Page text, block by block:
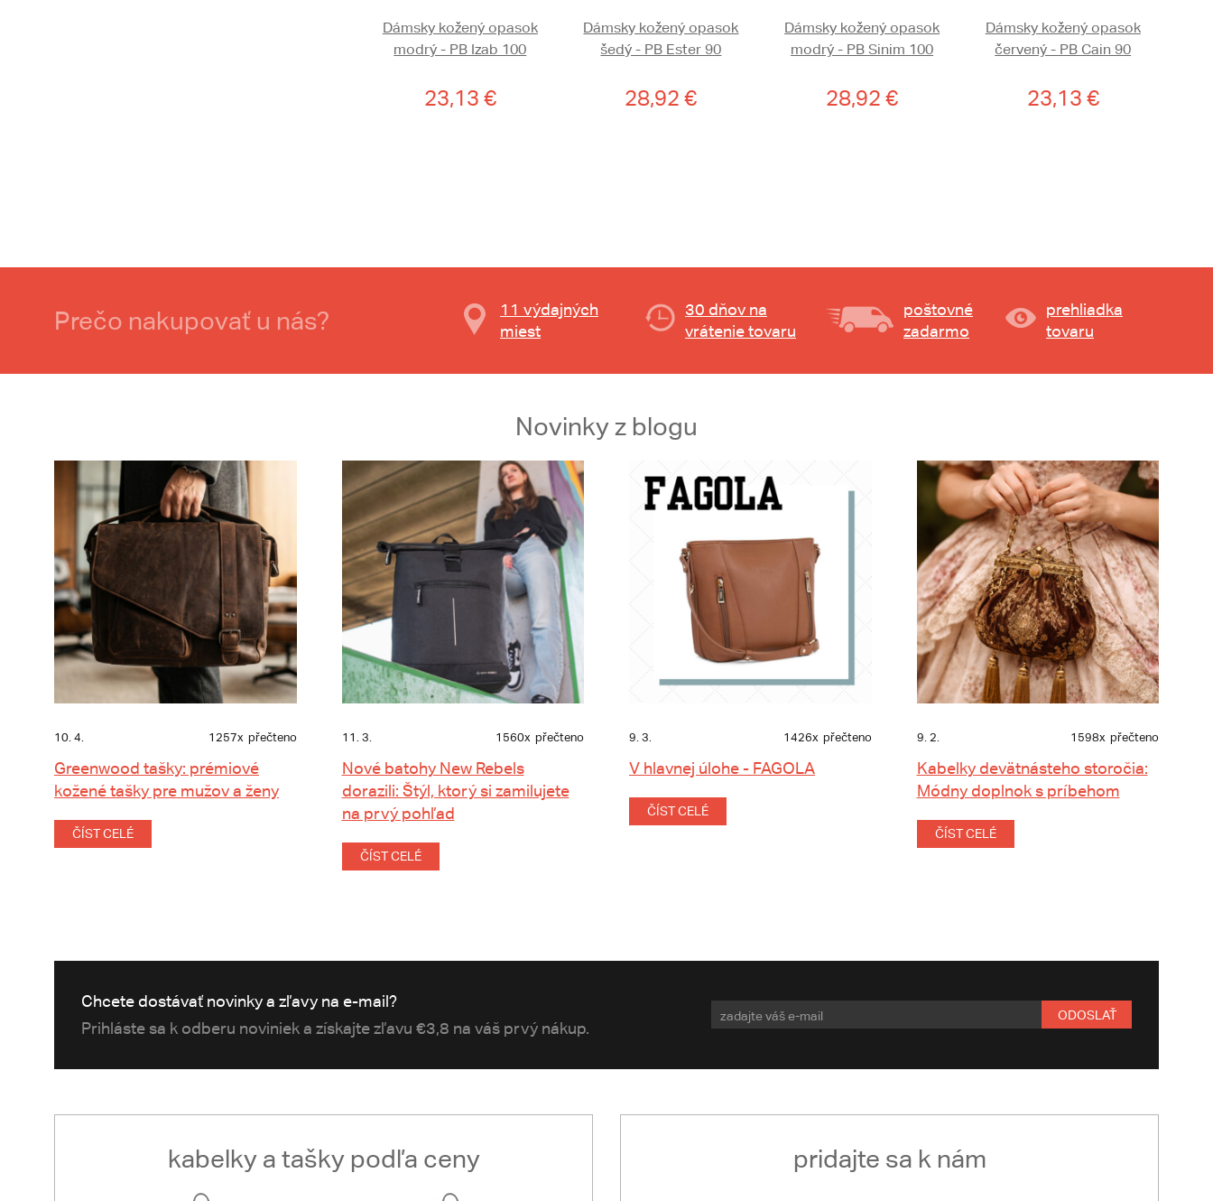
Dámsky kožený opasok
modrý - PB Izab 100
23,13 €
Dámsky kožený opasok
šedý - PB Ester 90
28,92 €
Dámsky kožený opasok
modrý - PB Sinim 100
28,92 €
Dámsky kožený opasok
červený - PB Cain 90
23,13 €
Prečo nakupovať u nás?
11 výdajných
miest
30 dňov na
vrátenie tovaru
poštovné
zadarmo
prehliadka
tovaru
Novinky z blogu
10. 4. 1257x přečteno
Greenwood tašky: prémiové
kožené tašky pre mužov a ženy
ČÍST CELÉ
11. 3. 1560x přečteno
Nové batohy New Rebels
dorazili: Štýl, ktorý si zamilujete
na prvý pohľad
ČÍST CELÉ
9. 3. 1426x přečteno
V hlavnej úlohe - FAGOLA
ČÍST CELÉ
9. 2. 1598x přečteno
Kabelky devätnásteho storočia:
Módny doplnok s príbehom
ČÍST CELÉ
Chcete dostávať novinky a zľavy na e-mail?
Prihláste sa k odberu noviniek a získajte zľavu €3,8 na váš prvý nákup.
ODOSLAŤ
kabelky a tašky podľa ceny pridajte sa k nám